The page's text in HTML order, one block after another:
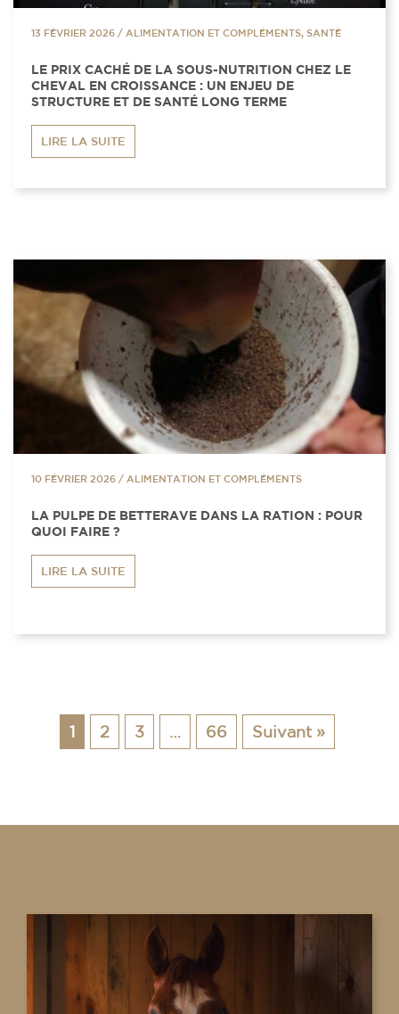
13 FÉVRIER 2026 / ALIMENTATION ET COMPLÉMENTS, SANTÉ
LE PRIX CACHÉ DE LA SOUS-NUTRITION CHEZ LE
CHEVAL EN CROISSANCE : UN ENJEU DE
STRUCTURE ET DE SANTÉ LONG TERME
LIRE LA SUITE
10 FÉVRIER 2026 / ALIMENTATION ET COMPLÉMENTS
LA PULPE DE BETTERAVE DANS LA RATION : POUR
QUOI FAIRE ?
LIRE LA SUITE
1 2 3 … 66 Suivant »